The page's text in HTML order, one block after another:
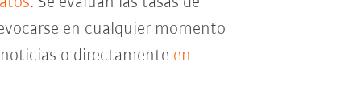
en cualquier momento
o directamente en